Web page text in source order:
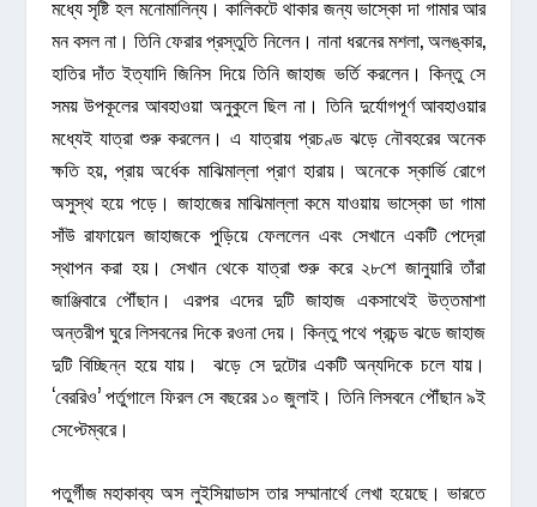
মধ্যে সৃষ্টি হল মনোমালিন্য। কালিকটে থাকার জন্য ভাস্কো দা গামার আর
মন বসল না। তিনি ফেরার প্রস্তুতি নিলেন। নানা ধরনের মশলা, অলঙ্কার,
হাতির দাঁত ইত্যাদি জিনিস দিয়ে তিনি জাহাজ ভর্তি করলেন। কিন্তু সে
সময় উপকূলের আবহাওয়া অনুকুলে ছিল না। তিনি দুর্যোগপূর্ণ আবহাওয়ার
মধ্যেই যাত্রা শুরু করলেন। এ যাত্রায় প্রচণ্ড ঝড়ে নৌবহরের অনেক
ক্ষতি হয়, প্রায় অর্ধেক মাঝিমাল্লা প্রাণ হারায়। অনেকে স্কার্ভি রোগে
অসুস্থ হয়ে পড়ে। জাহাজের মাঝিমাল্লা কমে যাওয়ায় ভাস্কো ডা গামা
সাঁউ রাফায়েল জাহাজকে পুড়িয়ে ফেললেন এবং সেখানে একটি পেদ্রো
স্থাপন করা হয়। সেখান থেকে যাত্রা শুরু করে ২৮শে জানুয়ারি তাঁরা
জাঞ্জিবারে পৌঁছান। এরপর এদের দুটি জাহাজ একসাথেই উত্তমাশা
অন্তরীপ ঘুরে লিসবনের দিকে রওনা দেয়। কিন্তু পথে প্রচন্ড ঝডে জাহাজ
দুটি বিচ্ছিন্ন হয়ে যায়। ঝড়ে সে দুটোর একটি অন্যদিকে চলে যায়।
‘বেররিও’ পর্তুগালে ফিরল সে বছরের ১০ জুলাই। তিনি লিসবনে পৌঁছান ৯ই
সেপ্টেম্বরে।
পতুৰ্গীজ মহাকাব্য অস লুইসিয়াডাস তার সম্মানার্থে লেখা হয়েছে। ভারতে